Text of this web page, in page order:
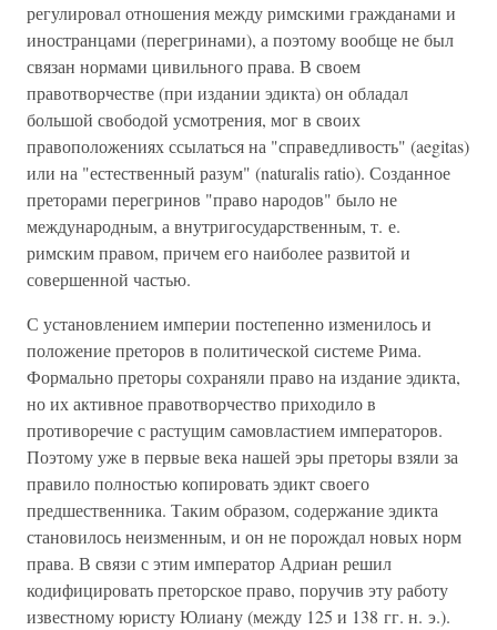
регулировал отношения между римскими гражданами и
иностранцами (перегринами), а поэтому вообще не был
связан нормами цивильного права. В своем
правотворчестве (при издании эдикта) он обладал
большой свободой усмотрения, мог в своих
правоположениях ссылаться на "справедливость" (aegitas)
или на "естественный разум" (naturalis ratio). Созданное
преторами перегринов "право народов" было не
международным, а внутригосударственным, т. е.
римским правом, причем его наиболее развитой и
совершенной частью.
С установлением империи постепенно изменилось и
положение преторов в политической системе Рима.
Формально преторы сохраняли право на издание эдикта,
но их активное правотворчество приходило в
противоречие с растущим самовластием императоров.
Поэтому уже в первые века нашей эры преторы взяли за
правило полностью копировать эдикт своего
предшественника. Таким образом, содержание эдикта
становилось неизменным, и он не порождал новых норм
права. В связи с этим император Адриан решил
кодифицировать преторское право, поручив эту работу
известному юристу Юлиану (между 125 и 138 гг. н. э.).